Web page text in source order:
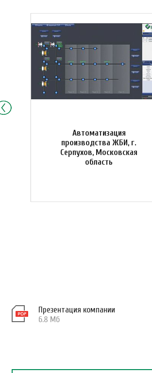
Автоматизация
производства ЖБИ, г.
Серпухов, Московская
область
Презентация компании
6.8 Мб